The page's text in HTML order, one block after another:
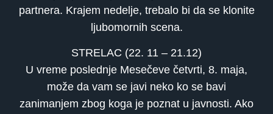
partnera. Krajem nedelje, trebalo bi da se klonite
ljubomornih scena.
STRELAC (22. 11 – 21.12)
U vreme poslednje Mesečeve četvrti, 8. maja,
može da vam se javi neko ko se bavi
zanimanjem zbog koga je poznat u javnosti. Ako